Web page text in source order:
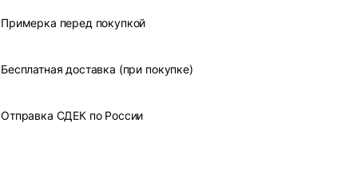
Примерка перед покупкой
Бесплатная доставка (при покупке)
Отправка СДЕК по России